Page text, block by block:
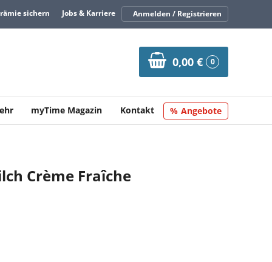
sichern Jobs & Karriere Anmelden / Registrieren
0,00 € 0
myTime Magazin Kontakt Angebote
Crème Fraîche